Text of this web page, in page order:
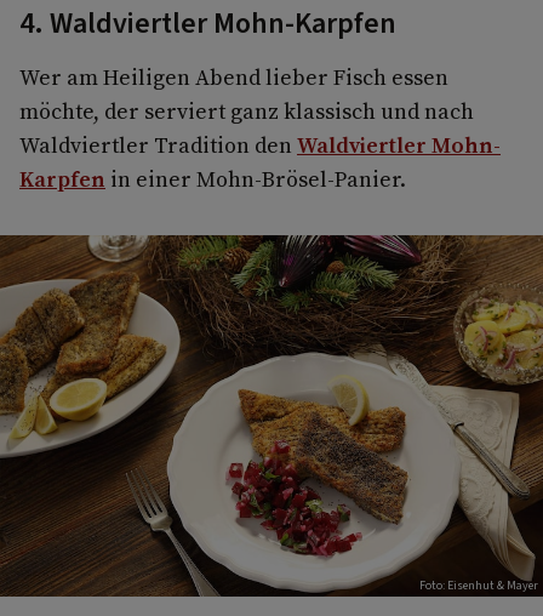
4. Waldviertler Mohn-Karpfen
Wer am Heiligen Abend lieber Fisch essen
möchte, der serviert ganz klassisch und nach
Waldviertler Tradition den Waldviertler Mohn-
Karpfen in einer Mohn-Brösel-Panier.
Foto: Eisenhut & Mayer